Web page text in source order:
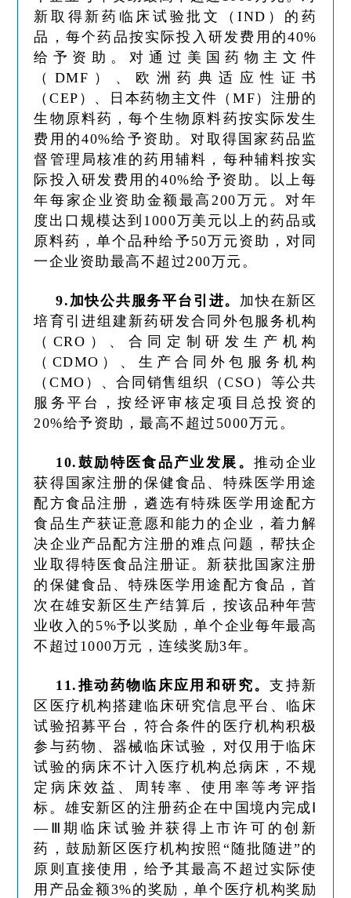
新取得新药临床试验批文（IND）的药
品，每个药品按实际投入研发费用的40%
给予资助。对通过美国药物主文件
（DMF）、欧洲药典适应性证书
（CEP）、日本药物主文件（MF）注册的
生物原料药，每个生物原料药按实际发生
费用的40%给予资助。对取得国家药品监
督管理局核准的药用辅料，每种辅料按实
际投入研发费用的40%给予资助。以上每
年每家企业资助金额最高200万元。对年
度出口规模达到1000万美元以上的药品或
原料药，单个品种给予50万元资助，对同
一企业资助最高不超过200万元。
9.加快公共服务平台引进。 加快在新区
培育引进组建新药研发合同外包服务机构
（CRO）、合同定制研发生产机构
（CDMO）、生产合同外包服务机构
（CMO）、合同销售组织（CSO）等公共
服务平台，按经评审核定项目总投资的
20%给予资助，最高不超过5000万元。
10.鼓励特医食品产业发展。 推动企业
获得国家注册的保健食品、特殊医学用途
配方食品注册，遴选有特殊医学用途配方
食品生产获证意愿和能力的企业，着力解
决企业产品配方注册的难点问题，帮扶企
业取得特医食品注册证。新获批国家注册
的保健食品、特殊医学用途配方食品，首
次在雄安新区生产结算后，按该品种年营
业收入的5%予以奖励，单个企业每年最高
不超过1000万元，连续奖励3年。
11.推动药物临床应用和研究。支持新
区医疗机构搭建临床研究信息平台、临床
试验招募平台，符合条件的医疗机构积极
参与药物、器械临床试验，对仅用于临床
试验的病床不计入医疗机构总病床，不规
定病床效益、周转率、使用率等考评指
标。雄安新区的注册药企在中国境内完成Ⅰ
—Ⅲ期临床试验并获得上市许可的创新
药，鼓励新区医疗机构按照“随批随进”的
原则直接使用，给予其最高不超过实际使
用产品金额3%的奖励，单个医疗机构奖励